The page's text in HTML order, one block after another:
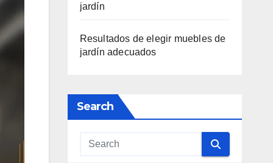
jardín
Resultados de elegir muebles de
jardín adecuados
Search